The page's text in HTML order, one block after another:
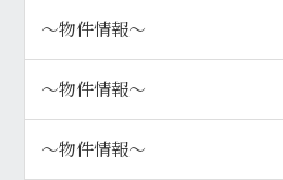
〜物件情報〜
〜物件情報〜
〜物件情報〜